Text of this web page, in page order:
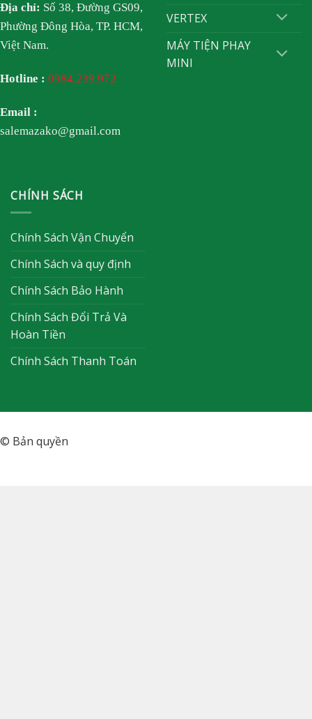
Địa chỉ: Số 38, Đường GS09,
Phường Đông Hòa, TP. HCM,
Việt Nam.
Hotline : 0984.239.972
Email :
salemazako@gmail.com
VERTEX
MÁY TIỆN PHAY
MINI
CHÍNH SÁCH
Chính Sách Vận Chuyển
Chính Sách và quy định
Chính Sách Bảo Hành
Chính Sách Đổi Trả Và
Hoàn Tiền
Chính Sách Thanh Toán
© Bản quyền